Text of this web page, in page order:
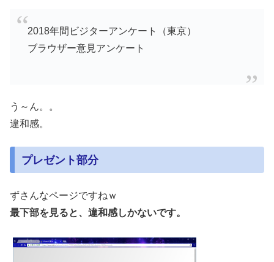
2018年間ビジターアンケート（東京）
ブラウザー意見アンケート
う～ん。。
違和感。
プレゼント部分
ずさんなページですねｗ
最下部を見ると、違和感しかないです。